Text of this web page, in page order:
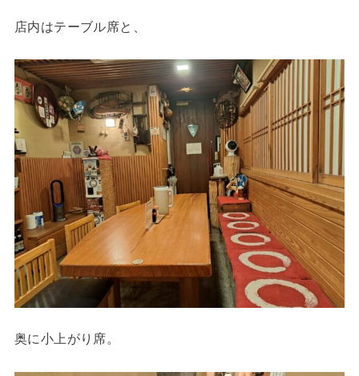
店内はテーブル席と、
奥に小上がり席。